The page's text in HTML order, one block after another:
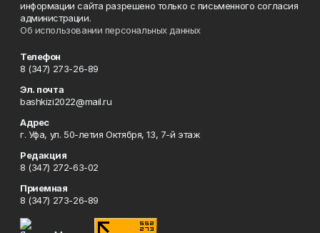
информации сайта разрешено только с письменного согласия
администрации.
Об использовании персональных данных
Телефон
8 (347) 273-26-89
Эл. почта
bashkizi2022@mail.ru
Адрес
г. Уфа, ул. 50-летия Октября, 13, 7-й этаж
Редакция
8 (347) 272-63-02
Приемная
8 (347) 273-26-89